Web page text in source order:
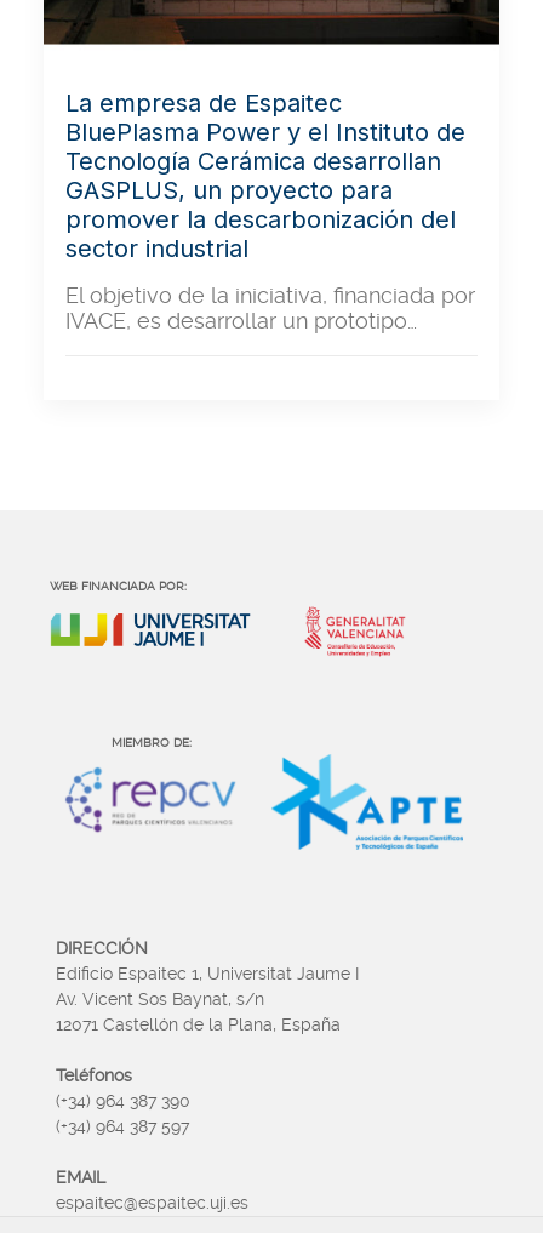
La empresa de Espaitec
BluePlasma Power y el Instituto de
Tecnología Cerámica desarrollan
GASPLUS, un proyecto para
promover la descarbonización del
sector industrial
El objetivo de la iniciativa, financiada por
IVACE, es desarrollar un prototipo…
WEB FINANCIADA POR:
MIEMBRO DE:
DIRECCIÓN
Edificio Espaitec 1, Universitat Jaume I
Av. Vicent Sos Baynat, s/n
12071 Castellón de la Plana, España
Teléfonos
(+34) 964 387 390
(+34) 964 387 597
EMAIL
espaitec@espaitec.uji.es